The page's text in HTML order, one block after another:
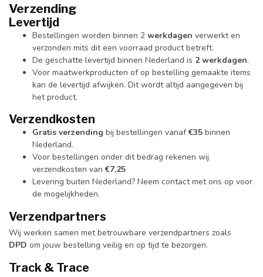
Verzending
Levertijd
Bestellingen worden binnen 2 werkdagen verwerkt en
verzonden mits dit een voorraad product betreft.
De geschatte levertijd binnen Nederland is 2 werkdagen.
Voor maatwerkproducten of op bestelling gemaakte items
kan de levertijd afwijken. Dit wordt altijd aangegeven bij
het product.
Verzendkosten
Gratis verzending bij bestellingen vanaf€35 binnen
Nederland.
Voor bestellingen onder dit bedrag rekenen wij
verzendkosten van€7,25
Levering buiten Nederland? Neem contact met ons op voor
de mogelijkheden.
Verzendpartners
Wij werken samen met betrouwbare verzendpartners zoals
DPD om jouw bestelling veilig en op tijd te bezorgen.
Track & Trace